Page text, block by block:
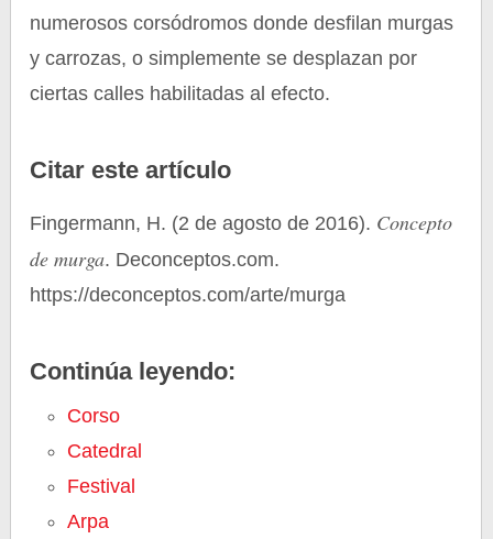
numerosos corsódromos donde desfilan murgas
y carrozas, o simplemente se desplazan por
ciertas calles habilitadas al efecto.
Citar este artículo
Fingermann, H. (2 de agosto de 2016). Concepto
de murga. Deconceptos.com.
https://deconceptos.com/arte/murga
Continúa leyendo:
Corso
Catedral
Festival
Arpa